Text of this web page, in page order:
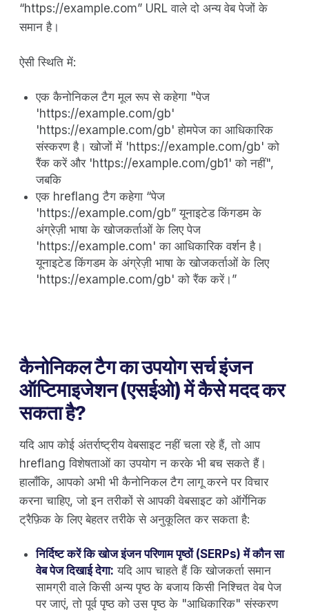
“https://example.com” URL वाले दो अन्य वेब पेजों के
समान है।
ऐसी स्थिति में:
एक कैनोनिकल टैग मूल रूप से कहेगा "पेज
'https://example.com/gb'
'https://example.com/gb' होमपेज का आधिकारिक
संस्करण है। खोजों में 'https://example.com/gb' को
रैंक करें और 'https://example.com/gb1' को नहीं",
जबकि
एक hreflang टैग कहेगा “पेज
'https://example.com/gb” यूनाइटेड किंगडम के
अंग्रेज़ी भाषा के खोजकर्ताओं के लिए पेज
'https://example.com' का आधिकारिक वर्शन है।
यूनाइटेड किंगडम के अंग्रेज़ी भाषा के खोजकर्ताओं के लिए
'https://example.com/gb' को रैंक करें।”
कैनोनिकल टैग का उपयोग सर्च इंजन
ऑप्टिमाइजेशन (एसईओ) में कैसे मदद कर
सकता है?
यदि आप कोई अंतर्राष्ट्रीय वेबसाइट नहीं चला रहे हैं, तो आप
hreflang विशेषताओं का उपयोग न करके भी बच सकते हैं।
हालाँकि, आपको अभी भी कैनोनिकल टैग लागू करने पर विचार
करना चाहिए, जो इन तरीकों से आपकी वेबसाइट को ऑर्गेनिक
ट्रैफ़िक के लिए बेहतर तरीके से अनुकूलित कर सकता है:
निर्दिष्ट करें कि खोज इंजन परिणाम पृष्ठों (SERPs) में कौन सा
वेब पेज दिखाई देगा: यदि आप चाहते हैं कि खोजकर्ता समान
सामग्री वाले किसी अन्य पृष्ठ के बजाय किसी निश्चित वेब पेज
पर जाएं, तो पूर्व पृष्ठ को उस पृष्ठ के "आधिकारिक" संस्करण